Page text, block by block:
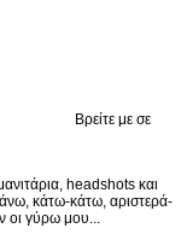
Βρείτε με σε
headshots και
κάτω-κάτω, αριστερά-
οι γύρω μου...